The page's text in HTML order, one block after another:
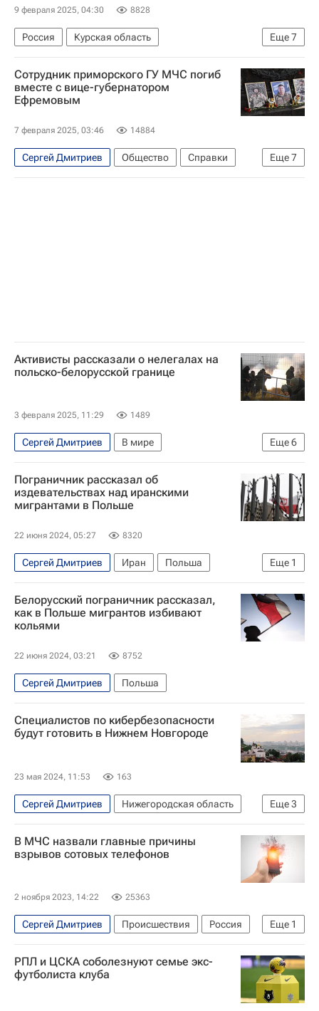
Олег Кожемяко
9 февраля 2025, 04:30 8828
Еще7
Россия
Курская область
Брянская область
Сергей Ефремов
Владимир Путин
Telegram
Вооруженные силы Украины
Специальная военная операция на Украине
Сотрудник приморского ГУ МЧС погиб
вместе с вице-губернатором
Ефремовым
7 февраля 2025, 03:46 14884
Еще7
Сергей Дмитриев Общество
Справки
Россия
Приморский край
Активисты рассказали о нелегалах на
польско-белорусской границе
3 февраля 2025, 11:29 1489
Еще6
Сергей Дмитриев
В мире
Здоровье - Общество
Польша
Белоруссия
Варшава
Александр Лукашенко
Анджей Дуда
Пограничник рассказал об
издевательствах над иранскими
мигрантами в Польше
22 июня 2024, 05:27 8320
Еще 1
Сергей Дмитриев Иран
Польша
В мире
Белорусский пограничник рассказал,
как в Польше мигрантов избивают
кольями
22 июня 2024, 03:21 8752
Сергей Дмитриев Польша
Специалистов по кибербезопасности
будут готовить в Нижнем Новгороде
23 мая 2024, 11:53 163
Еще3
Сергей Дмитриев
Нижегородская область
Нижний Новгород
Глеб Никитин
Кибербезопасность
В МЧС назвали главные причины
взрывов сотовых телефонов
2 ноября 2023, 14:22 25363
Еще 1
Сергей Дмитриев Происшествия
Россия
МЧС России (Министерство РФ по делам гражданской обороны, чрезвычайным ситуациям и ликвидации последствий стихийных бедствий)
РПЛ и ЦСКА соболезнуют семье экс-
футболиста клуба